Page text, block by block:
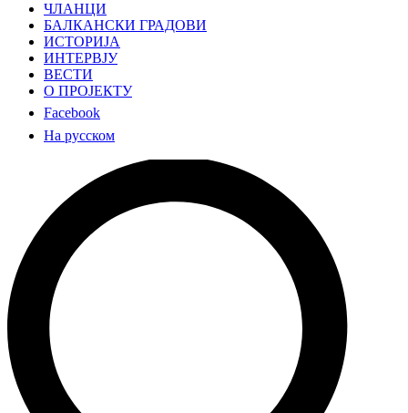
ЧЛАНЦИ
БАЛКАНСКИ ГРАДОВИ
ИСТОРИЈА
ИНТЕРВЈУ
ВЕСТИ
О ПРОЈЕКТУ
Facebook
На русском